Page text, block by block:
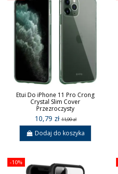
Etui Do iPhone 11 Pro Crong
Crystal Slim Cover
Przezroczysty
10,79 zł11,99 zł
Dodaj do koszyka
-10%